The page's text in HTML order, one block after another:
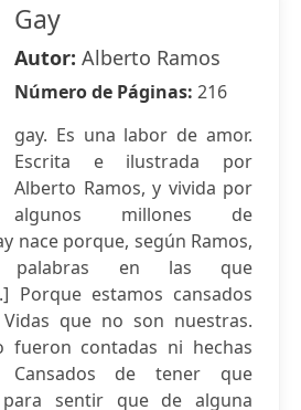
Gay
Autor: Alberto Ramos
Número de Páginas: 216
gay. Es una labor de amor.
Escrita e ilustrada por
Alberto Ramos, y vivida por
algunos millones de
nace porque, según Ramos,
palabras en las que
Porque estamos cansados
que no son nuestras.
fueron contadas ni hechas
Cansados de tener que
sentir que de alguna